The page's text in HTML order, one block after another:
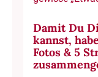
Damit Du
kannst,
Fotos & 5